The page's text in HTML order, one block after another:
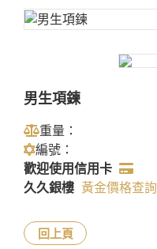
男生項鍊
重量：
編號：
歡迎使用信用卡
久久銀樓 黃金價格查詢
回上頁